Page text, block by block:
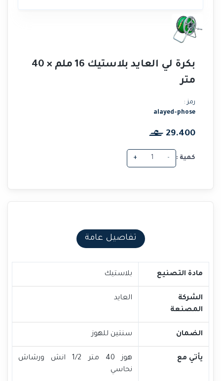
بكرة لي العايد بلاستيك 16 ملم × 40
متر
رمز :
alayed-phose
29.400
كمية : -
+
تفاصيل عامة
مادة التصنيع بلاستيك
الشركة
المصنعة
العايد
الضمان سنتين للهوز
يأتي مع
هوز 40 متر 1/2 انش ورشاش
نحاسي